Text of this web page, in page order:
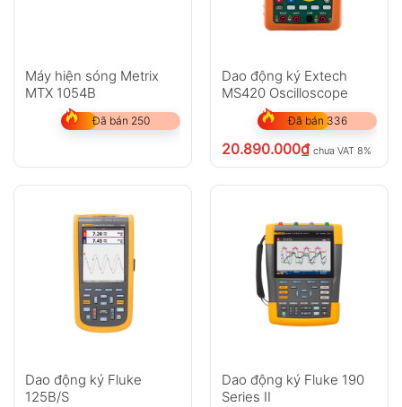
Máy hiện sóng Metrix
MTX 1054B
Đã bán 250
Dao động ký Extech
MS420 Oscilloscope
Đã bán 336
20.890.000₫ chưa VAT 8%
Dao động ký Fluke
125B/S
Dao động ký Fluke 190
Series II